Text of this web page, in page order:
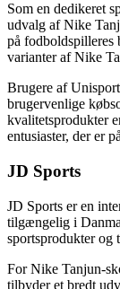
Som en dedikeret
udvalg af Nike
på fodboldspilleres
varianter af Nike
Brugere af
brugervenlige
kvalitetsprodukter
entusiaster, der er
JD Sports
JD Sports er en
tilgængelig i
sportsprodukter og
For Nike Tanjun-
tilbyder et bredt